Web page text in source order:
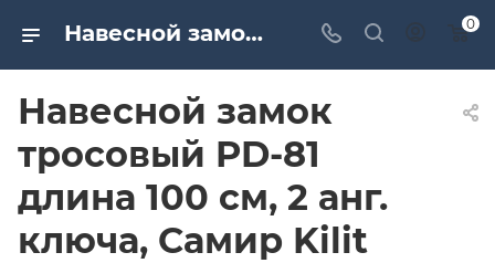
Навесной замок тросовый PD-81 длина 100 см, 2 анг. ключа, Самир Kilit. Дверная и мебельная фурнитура САМИР-КИЛИТ | Оптовые поставки 0
Навесной замок
тросовый PD-81
длина 100 см, 2 анг.
ключа, Самир Kilit